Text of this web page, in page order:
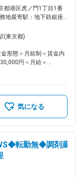
管理システムを拡販し
た。 今回は、弊社シス
イドセールスのポジショ
まれる重要なポジショ
アポイント取得を通
し」がミッション。契
るため、業界未経験の方
取得 ・その他、事務処
いことはすぐに相談で
。プロパー・中途の垣根
徴です。 ■働きや
内容に応じてリモート
スは抜群。産育休後の復
が変わっても長く働け
都港区虎ノ門1丁目1番
地最寄駅：地下鉄銀座
禁煙変更の範囲：会社の
(東京都)
形態＞月給制＜賃金内
円＜月給＞
あり、選考を通じて上下
定手当を含めた表記で
気になる
転勤無◆調剤薬